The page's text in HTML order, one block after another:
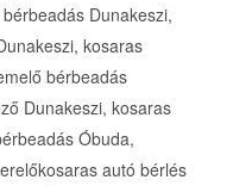
Dunakeszi,
kosaras
bérbeadás
Dunakeszi, kosaras
Óbuda,
autó bérlés